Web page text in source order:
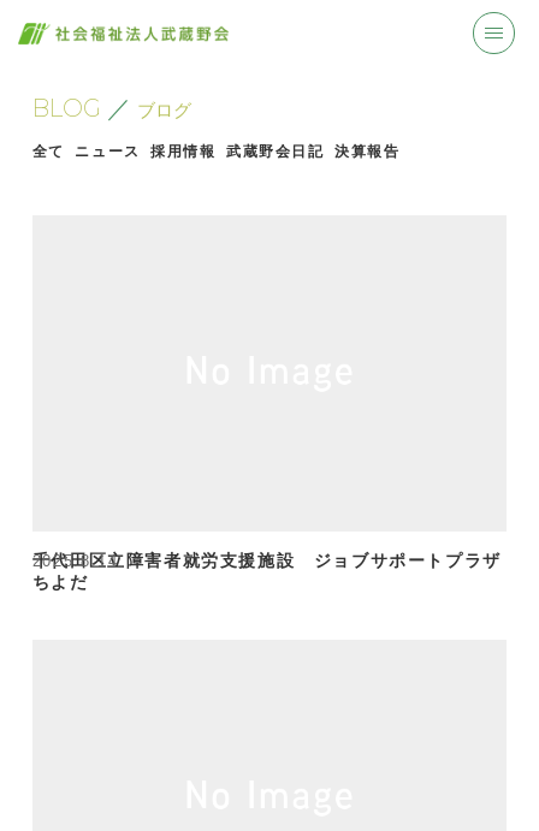
BLOG ブログ
全て ニュース 採用情報 武蔵野会日記 決算報告
2025.8.14
千代田区立障害者就労支援施設 ジョブサポートプラザ
ちよだ